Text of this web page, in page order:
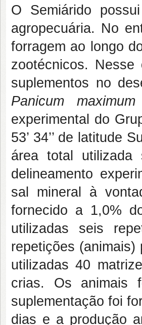
O Semiárido
agropecuária. No
forragem ao longo
zootécnicos.
suplementos no
Panicum maximum
experimental do
53’ 34’’ de latitude
área total
delineamento
sal mineral à
fornecido a 1,0%
utilizadas seis
repetições
utilizadas 40
crias. Os animais
suplementação foi
dias e a produção